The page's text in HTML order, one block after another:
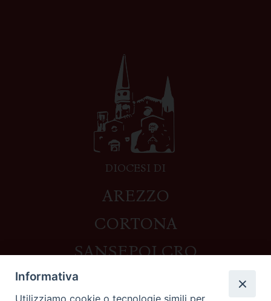
DIOCESI DI
AREZZO
CORTONA
SANSEPOLCRO
Informativa